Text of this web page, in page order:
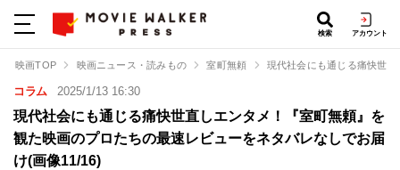
検索 アカウント
映画TOP 映画ニュース・読みもの 室町無頼 現代社会にも通じる痛快世
コラム 2025/1/13 16:30
現代社会にも通じる痛快世直しエンタメ！『室町無頼』を
観た映画のプロたちの最速レビューをネタバレなしでお届
け(画像11/16)